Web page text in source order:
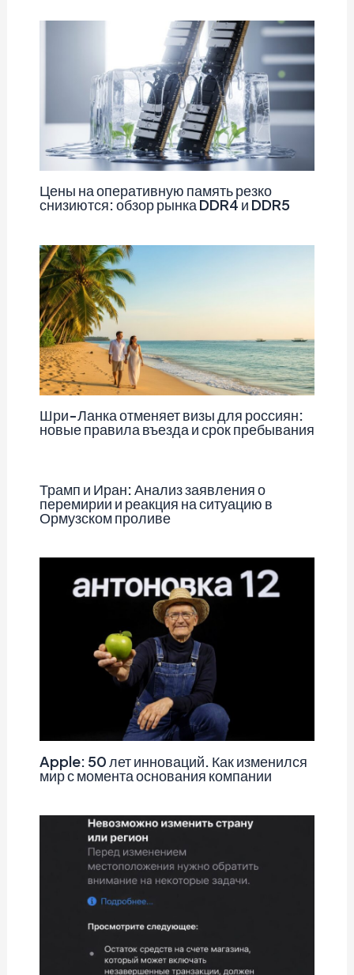
Цены на оперативную память резко
снизиются: обзор рынка DDR4 и DDR5
Шри-Ланка отменяет визы для россиян:
новые правила въезда и срок пребывания
Трамп и Иран: Анализ заявления о
перемирии и реакция на ситуацию в
Ормузском проливе
Apple: 50 лет инноваций. Как изменился
мир с момента основания компании